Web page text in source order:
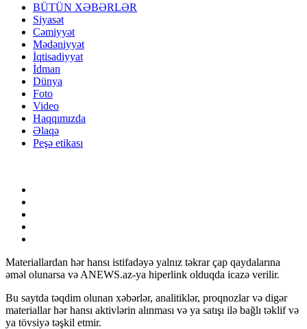
BÜTÜN XƏBƏRLƏR
Siyasət
Cəmiyyət
Mədəniyyət
İqtisadiyyat
İdman
Dünya
Foto
Video
Haqqımızda
Əlaqə
Peşə etikası
Materiallardan hər hansı istifadəyə yalnız təkrar çap qaydalarına
əməl olunarsa və ANEWS.az-ya hiperlink olduqda icazə verilir.
Bu saytda təqdim olunan xəbərlər, analitiklər, proqnozlar və digər
materiallar hər hansı aktivlərin alınması və ya satışı ilə bağlı təklif və
ya tövsiyə təşkil etmir.